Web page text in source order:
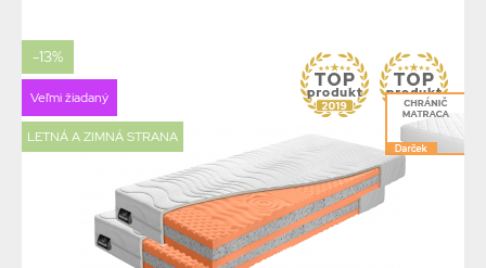
-13%
Veľmi žiadaný
LETNÁ A ZIMNÁ STRANA